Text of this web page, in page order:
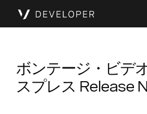
ボンテージ・ビデ
スプレス Release